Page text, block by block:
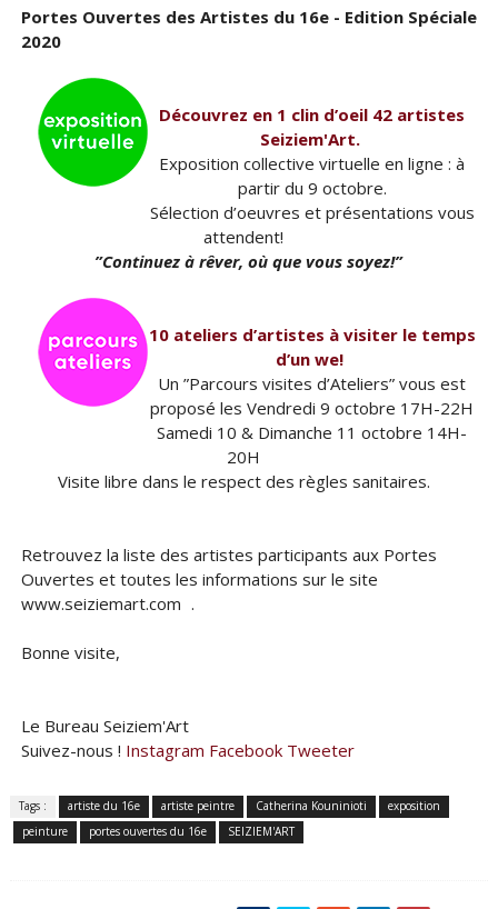
Portes Ouvertes des Artistes du 16e - Edition Spéciale
2020
Découvrez en 1 clin d’oeil 42 artistes
Seiziem'Art.
Exposition collective virtuelle en ligne : à
partir du 9 octobre.
Sélection d’oeuvres et présentations vous
attendent!
”Continuez à rêver, où que vous soyez!”
10 ateliers d’artistes à visiter le temps
d’un we!
Un ”Parcours visites d’Ateliers” vous est
proposé les Vendredi 9 octobre 17H-22H
Samedi 10 & Dimanche 11 octobre 14H-
20H
Visite libre dans le respect des règles sanitaires.
Retrouvez la liste des artistes participants aux Portes
Ouvertes et toutes les informations sur le site
www.seiziemart.com .
Bonne visite,
Le Bureau Seiziem'Art
Suivez-nous ! Instagram Facebook Tweeter
Tags : artiste du 16e artiste peintre Catherina Kouninioti
exposition
peinture
portes ouvertes du 16e SEIZIEM'ART